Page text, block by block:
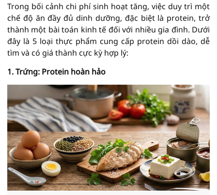
Trong bối cảnh chi phí sinh hoạt tăng, việc duy trì một
chế độ ăn đầy đủ dinh dưỡng, đặc biệt là protein, trở
thành một bài toán kinh tế đối với nhiều gia đình. Dưới
đây là 5 loại thực phẩm cung cấp protein dồi dào, dễ
tìm và có giá thành cực kỳ hợp lý:
1. Trứng: Protein hoàn hảo